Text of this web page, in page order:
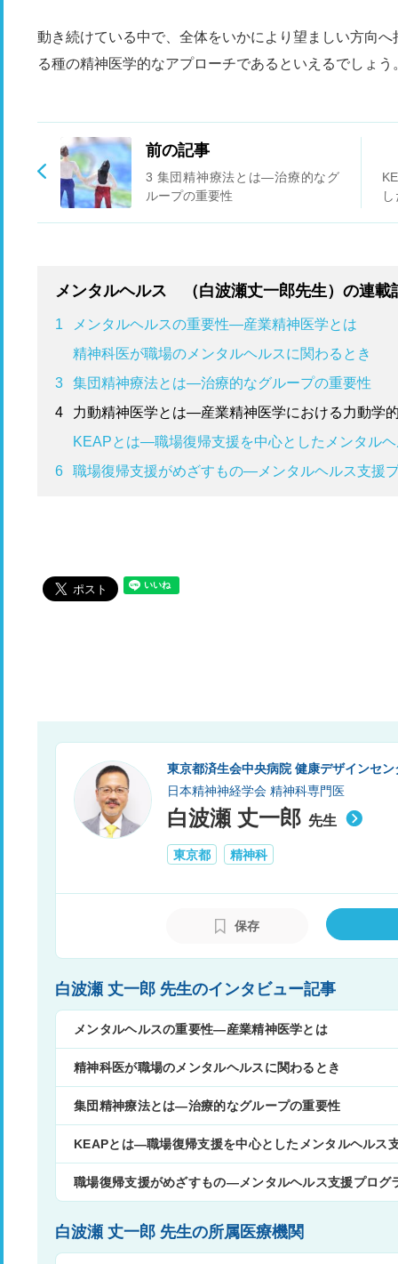
動き続けている中で、全体をいかにより望ましい方向
る種の精神医学的なアプローチであるといえるでしょう
前の記事
3 集団精神療法とは―治療的なグ
ループの重要性
メンタルヘルス （白波瀬丈一郎先生）の連載
1
メンタルヘルスの重要性―産業精神医学とは
精神科医が職場のメンタルヘルスに関わるとき
3
集団精神療法とは―治療的なグループの重要性
4
力動精神医学とは―産業精神医学における力動学
KEAPとは―職場復帰支援を中心としたメンタル
6
職場復帰支援がめざすもの―メンタルヘルス支援
東京都済生会中央病院 健康デザインセ
日本精神神経学会 精神科専門医
白波瀬 丈一郎 先生
東京都 精神科
保存
白波瀬 丈一郎 先生のインタビュー記事
メンタルヘルスの重要性―産業精神医学とは
精神科医が職場のメンタルヘルスに関わるとき
集団精神療法とは―治療的なグループの重要性
KEAPとは―職場復帰支援を中心としたメンタルヘルス
職場復帰支援がめざすもの―メンタルヘルス支援プログ
白波瀬 丈一郎 先生の所属医療機関